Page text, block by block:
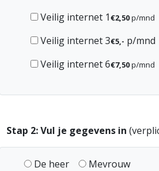
Veilig internet 1 €2,50p/mnd
Veilig internet 3€5,- p/mnd
Veilig internet 6€7,50p/mnd
Stap 2: Vul je gegevens in
De heer
Mevrouw